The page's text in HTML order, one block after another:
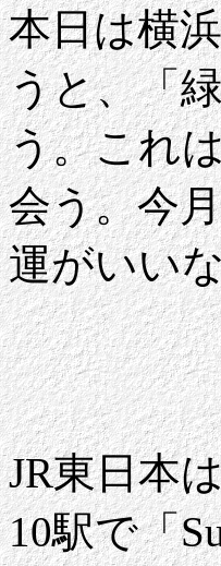
本日は横
うと、「
う。これ
会う。今
運がいい
JR東日本
10駅で「